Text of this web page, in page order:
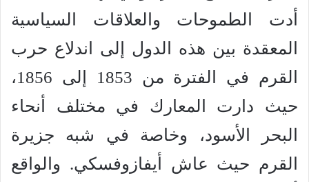
أدت الطموحات والعلاقات السياسية
المعقدة بين هذه الدول إلى اندلاع حرب
القرم في الفترة من 1853 إلى 1856،
حيث دارت المعارك في مختلف أنحاء
البحر الأسود، وخاصة في شبه جزيرة
القرم حيث عاش أيفازوفسكي. والواقع